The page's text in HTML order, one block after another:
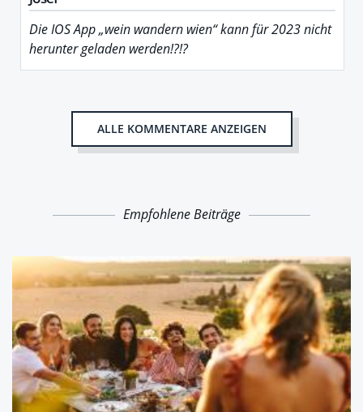
Die IOS App „wein wandern wien“ kann für 2023 nicht
herunter geladen werden!?!?
ALLE KOMMENTARE ANZEIGEN
Empfohlene Beiträge